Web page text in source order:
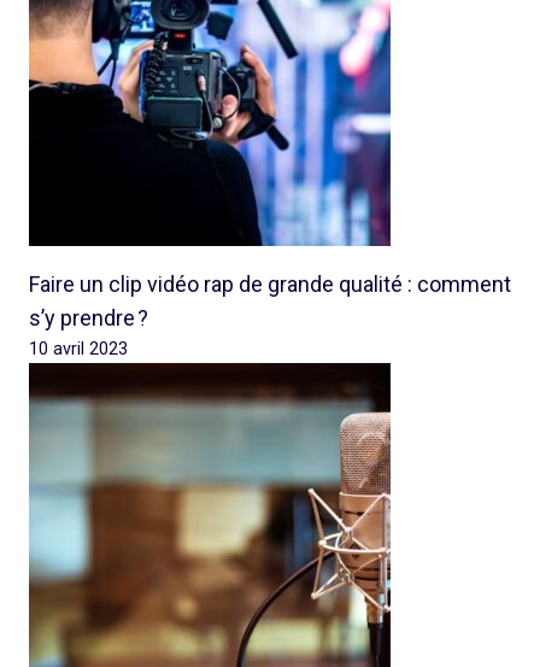
Faire un clip vidéo rap de grande qualité : comment
s’y prendre ?
10 avril 2023